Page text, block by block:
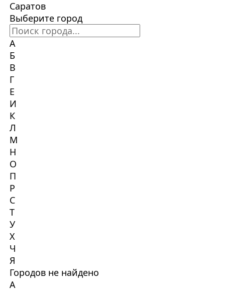
Саратов
Выберите город
А
Б
В
Г
Е
И
К
Л
М
Н
О
П
Р
С
Т
У
Х
Ч
Я
Городов не найдено
А